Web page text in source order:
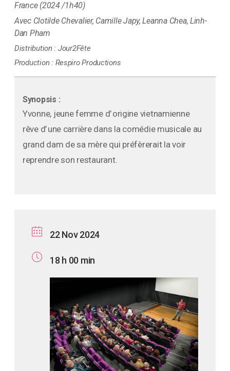
France (2024 /1h40)
Clotilde Chevalier, Camille Japy, Leanna Chea, Linh-
Dan Pham
Distribution : Jour2Fête
Production : Respiro Productions
Synopsis :
Yvonne, jeune femme d’ origine vietnamienne
rêve d’ une carrière dans la comédie musicale au
grand dam de sa mère qui préfèrerait la voir
reprendre son restaurant.
22 Nov 2024
18 h 00 min